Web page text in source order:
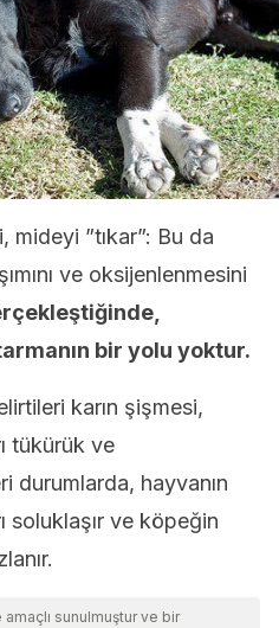
mideyi ”tıkar”: Bu da
ve oksijenlenmesini
bir yolu yoktur.
karın şişmesi,
tükürük ve
durumlarda, hayvanın
soluklaşır ve köpeğin
sunulmuştur ve bir